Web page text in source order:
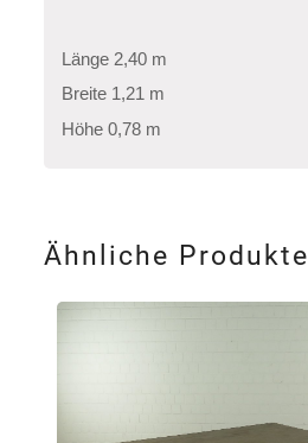
Länge 2,40 m
Breite 1,21 m
Höhe 0,78 m
Ähnliche Produkte